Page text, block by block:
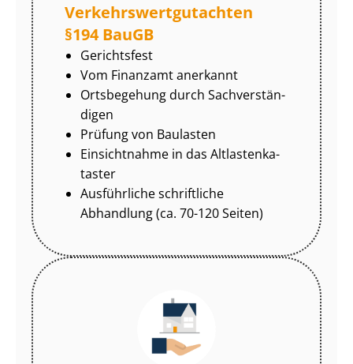
Ver­kehrs­wert­gut­ach­ten
§194 BauGB
Gerichtsfest
Vom Finanzamt anerkannt
Ortsbegehung durch Sach­ver­stän­
di­gen
Prüfung von Baulasten
Einsichtnahme in das Alt­las­ten­ka­
tas­ter
Ausführliche schriftliche
Abhandlung (ca. 70-120 Seiten)